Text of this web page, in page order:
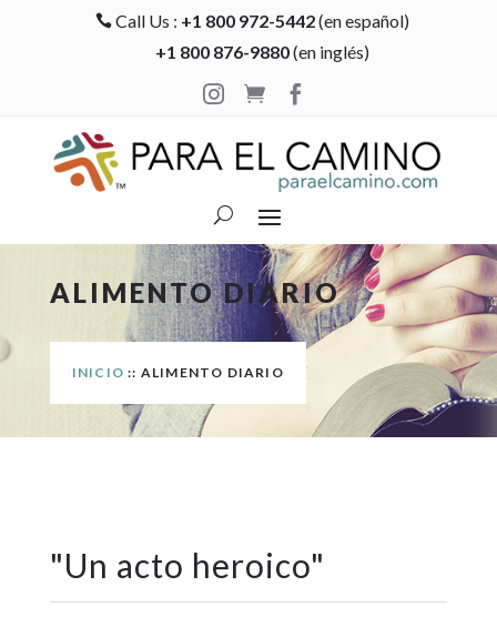
 Call Us : +1 800 972-5442(en español)
+1 800 876-9880(en inglés)

 
ALIMENTO DIARIO
INICIO :: ALIMENTO DIARIO
"Un acto heroico"